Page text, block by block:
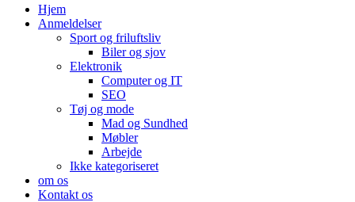
Hjem
Anmeldelser
Sport og friluftsliv
Biler og sjov
Elektronik
Computer og IT
SEO
Tøj og mode
Mad og Sundhed
Møbler
Arbejde
Ikke kategoriseret
om os
Kontakt os